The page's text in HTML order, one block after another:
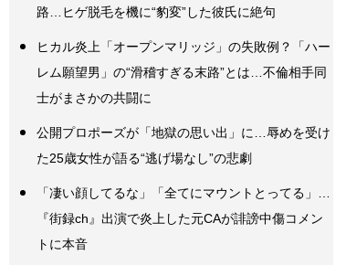
路…ヒゲ脱毛を機に“豹変”した彼氏に絶句
ヒカル炎上「オープンマリッジ」の失敗例？「ハー
レム願望男」の“滑稽すぎる末路”とは…不倫相手同
士がまさかの共闘に
公開プロポーズが「地獄の思い出」に…辱めを受け
た25歳女性が語る“逃げ場なし”の悲劇
「凄い顔してるな」「全てにマウントとってる」…
『街録ch』出演で炎上した元CAが誹謗中傷コメン
トに本音